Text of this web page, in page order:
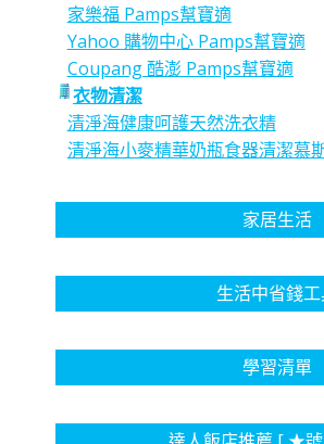
家樂福 Pamps幫寶適
Yahoo 購物中心 Pamps幫寶適
Coupang 酷澎 Pamps幫寶適
衣物清潔
清淨海健康呵護天然洗衣精
清淨海小麥精華奶瓶食器清潔慕
家居生活
生活中省錢
學習清單